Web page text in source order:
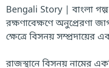
Bengali Story | বাংলা
রক্ষণাবেক্ষণে অনুপ্রেরণা
ক্ষেত্রে বিসনয় সম্প্রদায়ের
রাজস্থানে বিসনয় নামের